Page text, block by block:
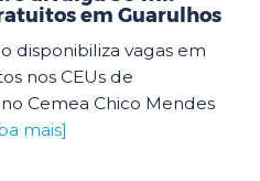
em Guarulhos
disponibiliza vagas em
nos CEUs de
Cemea Chico Mendes
mais]